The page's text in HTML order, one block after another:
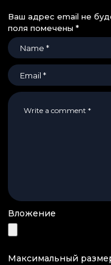
Ваш адрес email не
поля помечены *
Вложение
Максимальный